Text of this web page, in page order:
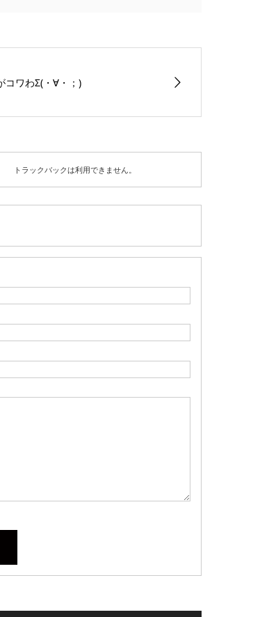
コワわΣ(・∀・；)
トラックバックは利用できません。